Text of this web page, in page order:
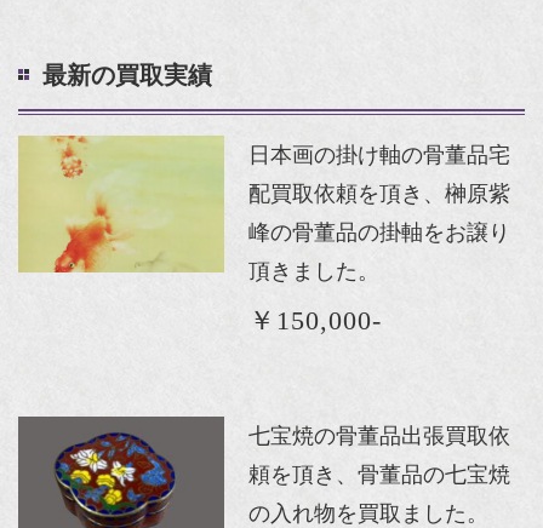
最新の買取実績
日本画の掛け軸の骨董品宅
配買取依頼を頂き、榊原紫
峰の骨董品の掛軸をお譲り
頂きました。
￥150,000-
七宝焼の骨董品出張買取依
頼を頂き、骨董品の七宝焼
の入れ物を買取ました。